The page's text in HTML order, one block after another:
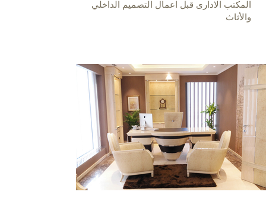
المكتب الادارى قبل اعمال التصميم الداخلي
والأثاث